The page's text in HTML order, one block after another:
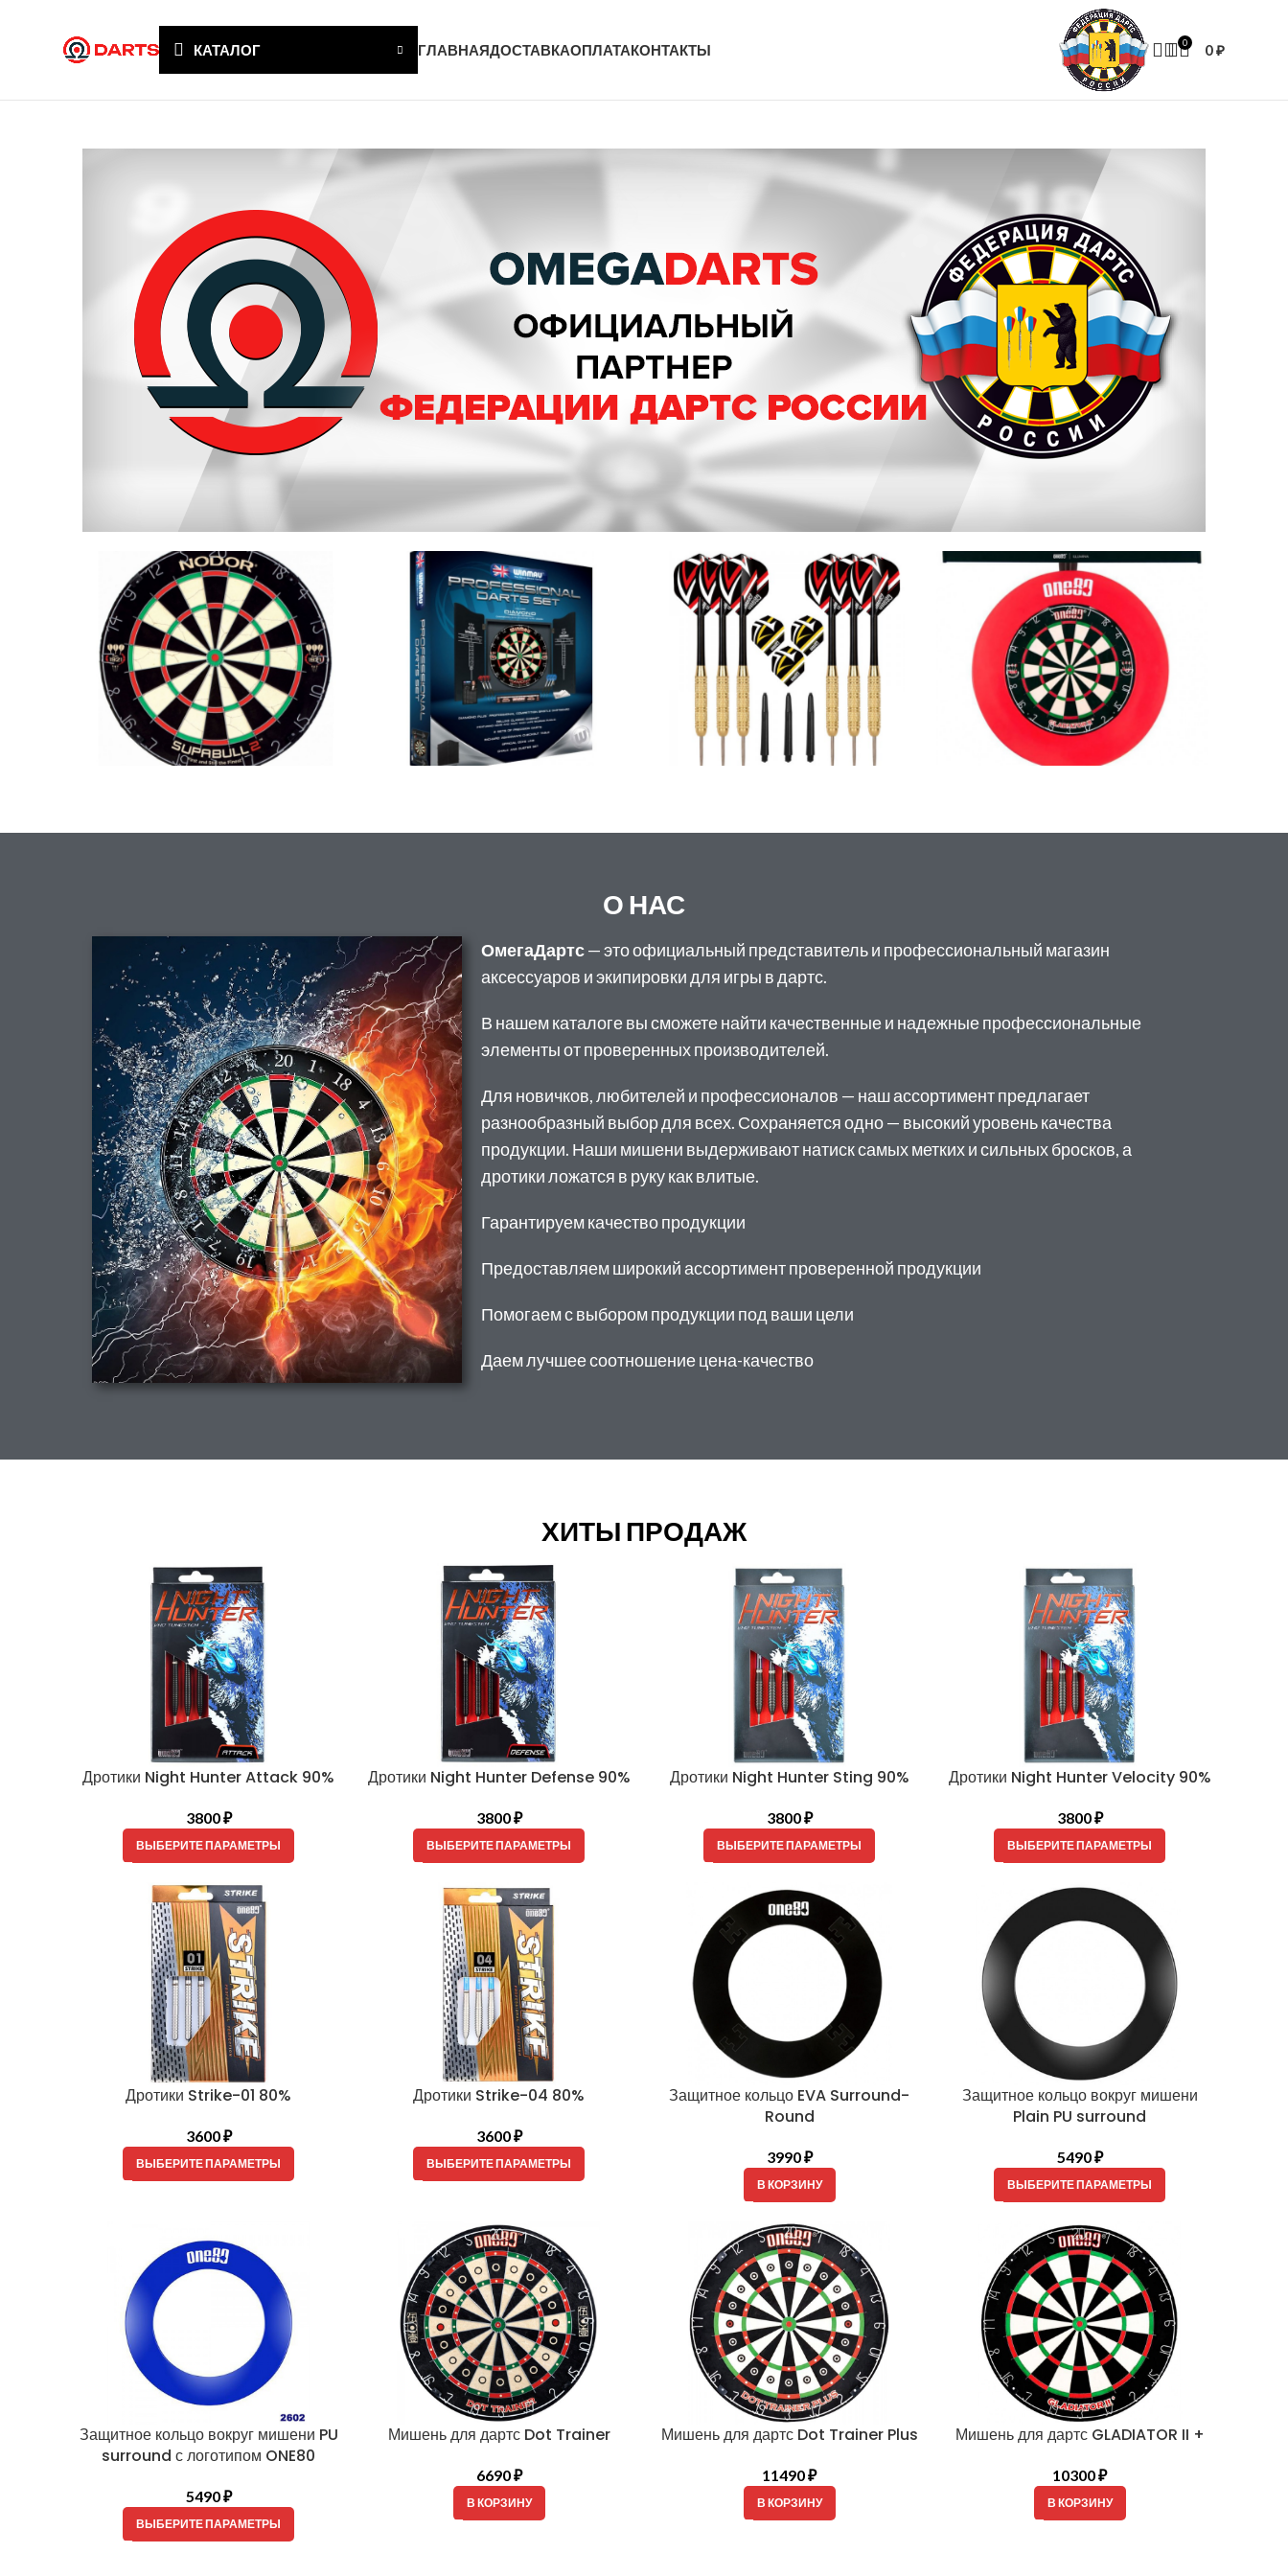
КАТАЛОГ ГЛАВНАЯДОСТАВКАОПЛАТАКОНТАКТЫ 0 0₽
О НАС
ОмегаДартс— это официальный представитель и профессиональный магазин
аксессуаров и экипировки для игры в дартс.
В нашем каталоге вы сможете найти качественные и надежные профессиональные
элементы от проверенных производителей.
Для новичков, любителей и профессионалов — наш ассортимент предлагает
разнообразный выбор для всех. Сохраняется одно — высокий уровень качества
продукции. Наши мишени выдерживают натиск самых метких и сильных бросков, а
дротики ложатся в руку как влитые.
Гарантируем качество продукции
Предоставляем широкий ассортимент проверенной продукции
Помогаем с выбором продукции под ваши цели
Даем лучшее соотношение цена-качество
ХИТЫ ПРОДАЖ
Дротики Night Hunter Attack 90%
3800₽
ВЫБЕРИТЕ ПАРАМЕТРЫ
Дротики Night Hunter Defense 90%
3800₽
ВЫБЕРИТЕ ПАРАМЕТРЫ
Дротики Night Hunter Sting 90%
3800₽
ВЫБЕРИТЕ ПАРАМЕТРЫ
Дротики Night Hunter Velocity 90%
3800₽
ВЫБЕРИТЕ ПАРАМЕТРЫ
Дротики Strike-01 80%
3600₽
ВЫБЕРИТЕ ПАРАМЕТРЫ
Дротики Strike-04 80%
3600₽
ВЫБЕРИТЕ ПАРАМЕТРЫ
Защитное кольцо EVA Surround-
Round
3990₽
В КОРЗИНУ
Защитное кольцо вокруг мишени
Plain PU surround
5490₽
ВЫБЕРИТЕ ПАРАМЕТРЫ
Защитное кольцо вокруг мишени PU
surround с логотипом ONE80
5490₽
ВЫБЕРИТЕ ПАРАМЕТРЫ
Мишень для дартс Dot Trainer
6690₽
В КОРЗИНУ
Мишень для дартс Dot Trainer Plus
11490₽
В КОРЗИНУ
Мишень для дартс GLADIATOR II +
10300₽
В КОРЗИНУ